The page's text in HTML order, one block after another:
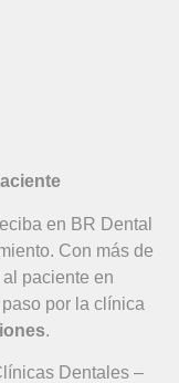
en BR Dental
Con más de
paciente en
por la clínica
.
Dentales –